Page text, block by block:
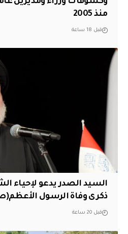
منذ 2005
قبل 18 ساعة
السيد الصدر يدعو لإحياء
ذكرى وفاة الرسول
قبل 20 ساعة